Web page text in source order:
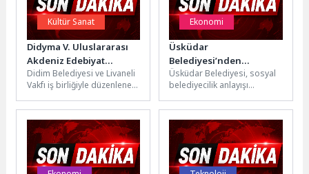
Kültür Sanat
Didyma V. Uluslararası
Akdeniz Edebiyat
Günleri Didim’de başladı
Didim Belediyesi ve Livaneli
Vakfı iş birliğiyle düzenlenen
Tapınağı’ndaki açılış
programıyla görkemli bir...
Ekonomi
Üsküdar
Belediyesi’nden
Çocukların Bayram
Sevincine 1500 Liralık
Kıyafet Desteği
Üsküdar Belediyesi, sosyal
belediyecilik anlayışı
Bayramı öncesinde ihtiyaç
sahibi ailelerin çocuklarına
yönelik bayramlık...